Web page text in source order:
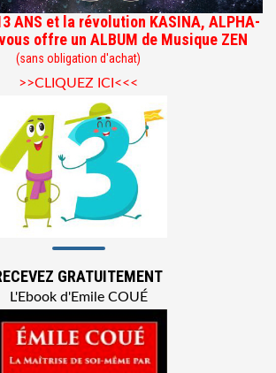
ANS et la révolution KASINA, ALPHA-
offre un ALBUM de Musique ZEN
(sans obligation d'achat)
>>CLIQUEZ ICI<<<
GRATUITEMENT
L'Ebook d'Emile COUÉ